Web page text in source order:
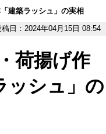
建築ラッシュ」の実相
稿日：2024年04月15日 08:54
荷揚げ作
ッシュ」の